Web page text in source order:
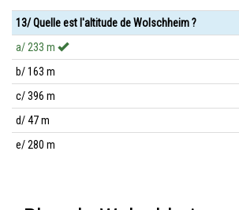
13/ Quelle est l'altitude de Wolschheim ?
a/ 233 m
b/ 163 m
c/ 396 m
d/ 47 m
e/ 280 m